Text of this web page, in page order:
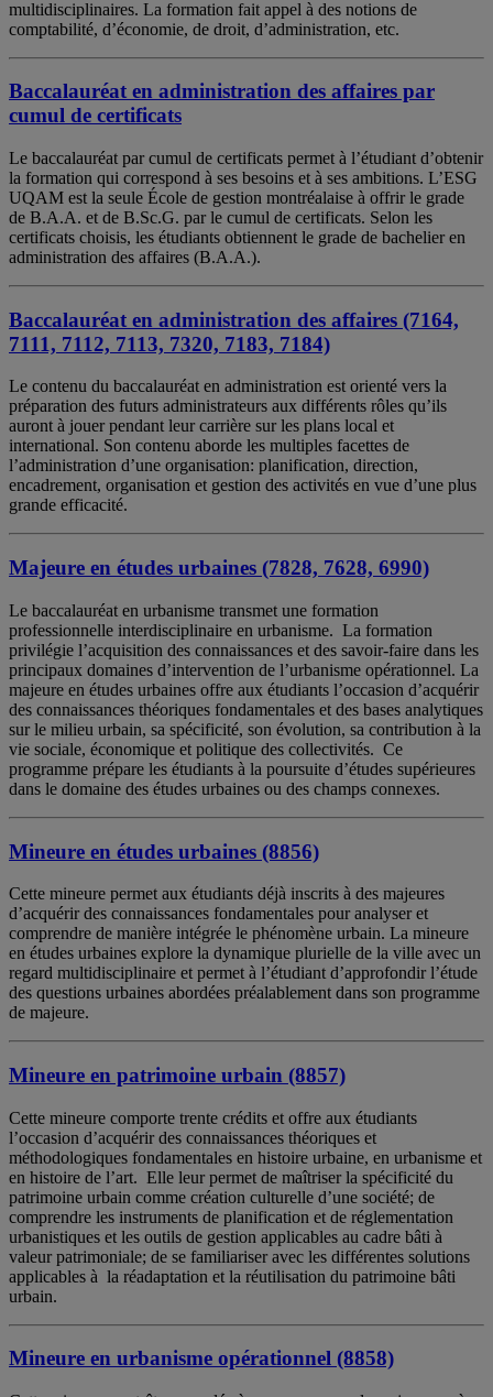
multidisciplinaires. La formation fait appel à des notions de
comptabilité, d’économie, de droit, d’administration, etc.
Baccalauréat en administration des affaires par
cumul de certificats
Le baccalauréat par cumul de certificats permet à l’étudiant d’obtenir
la formation qui correspond à ses besoins et à ses ambitions. L’ESG
UQAM est la seule École de gestion montréalaise à offrir le grade
de B.A.A. et de B.Sc.G. par le cumul de certificats. Selon les
certificats choisis, les étudiants obtiennent le grade de bachelier en
administration des affaires (B.A.A.).
Baccalauréat en administration des affaires (7164,
7111, 7112, 7113, 7320, 7183, 7184)
Le contenu du baccalauréat en administration est orienté vers la
préparation des futurs administrateurs aux différents rôles qu’ils
auront à jouer pendant leur carrière sur les plans local et
international. Son contenu aborde les multiples facettes de
l’administration d’une organisation: planification, direction,
encadrement, organisation et gestion des activités en vue d’une plus
grande efficacité.
Majeure en études urbaines (7828, 7628, 6990)
Le baccalauréat en urbanisme transmet une formation
professionnelle interdisciplinaire en urbanisme. La formation
privilégie l’acquisition des connaissances et des savoir-faire dans les
principaux domaines d’intervention de l’urbanisme opérationnel. La
majeure en études urbaines offre aux étudiants l’occasion d’acquérir
des connaissances théoriques fondamentales et des bases analytiques
sur le milieu urbain, sa spécificité, son évolution, sa contribution à la
vie sociale, économique et politique des collectivités. Ce
programme prépare les étudiants à la poursuite d’études supérieures
dans le domaine des études urbaines ou des champs connexes.
Mineure en études urbaines (8856)
Cette mineure permet aux étudiants déjà inscrits à des majeures
d’acquérir des connaissances fondamentales pour analyser et
comprendre de manière intégrée le phénomène urbain. La mineure
en études urbaines explore la dynamique plurielle de la ville avec un
regard multidisciplinaire et permet à l’étudiant d’approfondir l’étude
des questions urbaines abordées préalablement dans son programme
de majeure.
Mineure en patrimoine urbain (8857)
Cette mineure comporte trente crédits et offre aux étudiants
l’occasion d’acquérir des connaissances théoriques et
méthodologiques fondamentales en histoire urbaine, en urbanisme et
en histoire de l’art. Elle leur permet de maîtriser la spécificité du
patrimoine urbain comme création culturelle d’une société; de
comprendre les instruments de planification et de réglementation
urbanistiques et les outils de gestion applicables au cadre bâti à
valeur patrimoniale; de se familiariser avec les différentes solutions
applicables à la réadaptation et la réutilisation du patrimoine bâti
urbain.
Mineure en urbanisme opérationnel (8858)